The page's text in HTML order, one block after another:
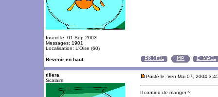
Inscrit le: 01 Sep 2003
Messages: 1901
Localisation: L'Oise (60)
Revenir en haut
tillera
Scalaire
Posté le: Ven Mai 07, 2004
Il continu de manger ?